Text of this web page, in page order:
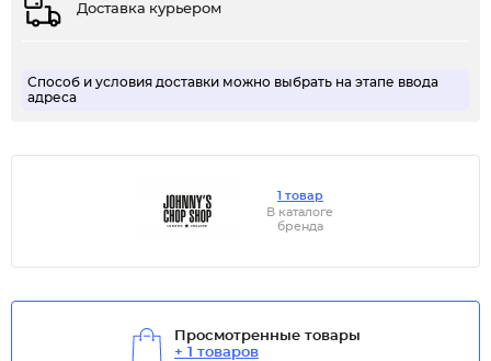
Доставка курьером
Способ и условия доставки можно выбрать на этапе ввода
адреса
1 товар
В каталоге
бренда
Просмотренные товары
+ 1 товаров